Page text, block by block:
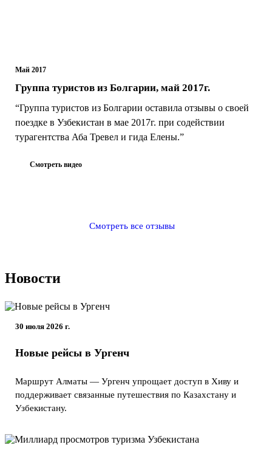
Май 2017
Группа туристов из Болгарии, май 2017г.
“Группа туристов из Болгарии оставила отзывы о своей
поездке в Узбекистан в мае 2017г. при содействии
турагентства Аба Тревел и гида Елены.”
Смотреть видео
Смотреть все отзывы
Новости
30 июля 2026 г.
Новые рейсы в Ургенч
Маршрут Алматы — Ургенч упрощает доступ в Хиву и
поддерживает связанные путешествия по Казахстану и
Узбекистану.